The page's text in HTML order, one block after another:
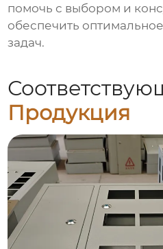
помочь с выбором и
обеспечить
задач.
Продукция